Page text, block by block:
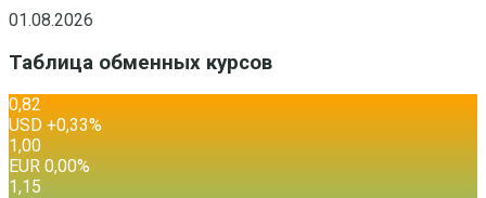
01.08.2026
Таблица обменных курсов
0,82
USD +0,33%
1,00
EUR 0,00%
1,15